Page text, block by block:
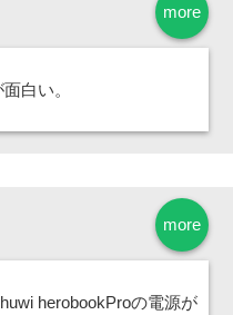
more
白い。
more
herobookProの電源が